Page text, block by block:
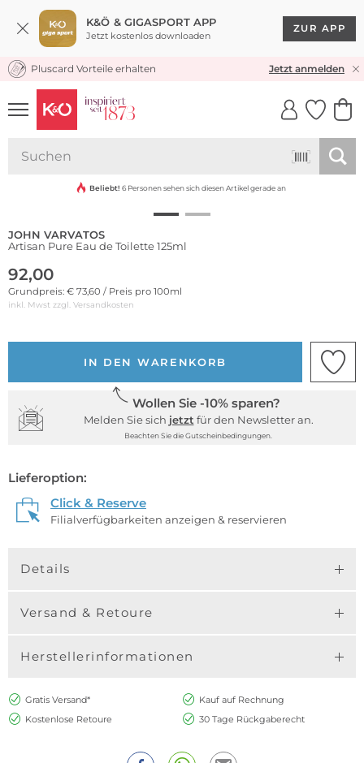
K&Ö & GIGASPORT APP
Jetzt kostenlos downloaden
ZUR APP
KOSTENLOSER VERSAND* & RÜCKVERSAND
Pluscard Vorteile erhalten Jetzt anmelden
UNSERE APP
CLICK &
Beliebt! 6 Personen sehen sich diesen Artikel gerade an
JOHN VARVATOS
Artisan Pure Eau de Toilette 125ml
92,00
Grundpreis: € 73,60 / Preis pro 100ml
inkl. Mwst zzgl. Versandkosten
IN DEN WARENKORB
Wollen Sie -10% sparen?
Melden Sie sich jetzt für den Newsletter an.
Beachten Sie die Gutscheinbedingungen.
Lieferoption:
Click & Reserve
Filialverfügbarkeiten anzeigen & reservieren
Details
Versand & Retoure
Herstellerinformationen
Gratis Versand*
Kauf auf Rechnung
Kostenlose Retoure
30 Tage Rückgaberecht